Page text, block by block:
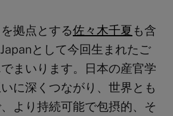
拠点とする佐々木千夏 も含
として今回生まれたご
まいります。日本の産官学
に深くつながり、世界とも
より持続可能で包摂的、そ